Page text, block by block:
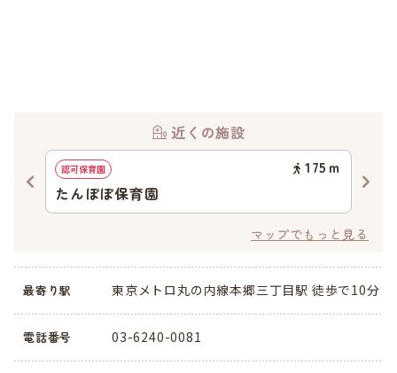
近くの施設
認可保育園 175 ｍ
たんぽぽ保育園
マップでもっと見る
最寄り駅 東京メトロ丸の内線本郷三丁目駅 徒歩で10分
電話番号 03-6240-0081